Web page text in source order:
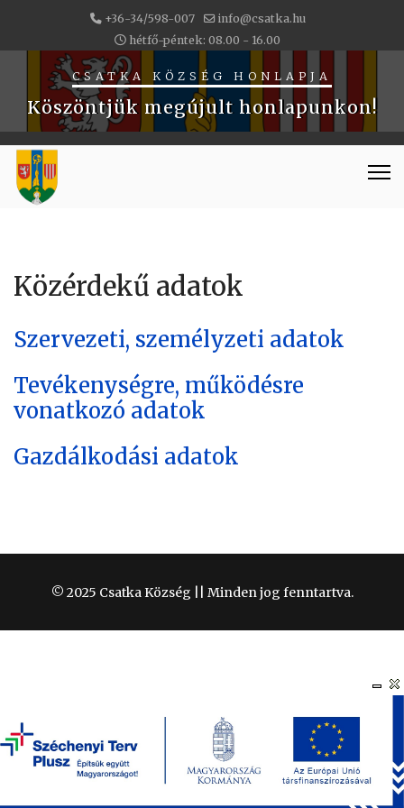
+36-34/598-007
info@csatka.hu
hétfő-péntek: 08.00 - 16.00
CSATKA KÖZSÉG HONLAPJA
Köszöntjük megújult honlapunkon!
Közérdekű adatok
Szervezeti, személyzeti adatok
Tevékenységre, működésre
vonatkozó adatok
Gazdálkodási adatok
© 2025 Csatka Község || Minden jog fenntartva.